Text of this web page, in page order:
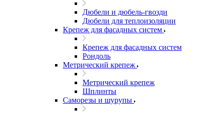
Дюбели и дюбель-гвозди
Дюбели для теплоизоляции
Крепеж для фасадных систем
Крепеж для фасадных систем
Рондоль
Метрический крепеж
Метрический крепеж
Шплинты
Саморезы и шурупы